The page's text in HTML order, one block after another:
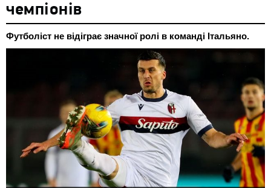
чемпіонів
Футболіст не відіграє значної ролі в команді Італьяно.